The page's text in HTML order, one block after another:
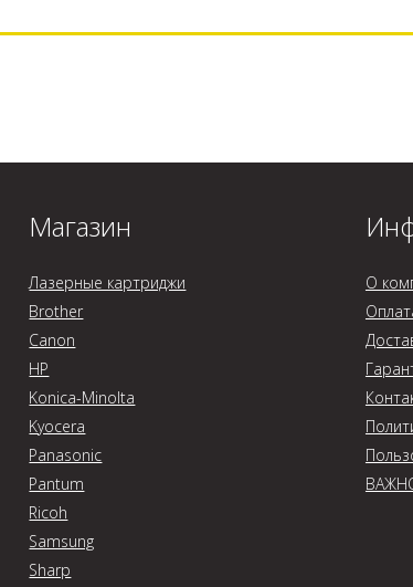
Магазин
Лазерные картриджи
Brother
Canon
HP
Konica-Minolta
Kyocera
Panasonic
Pantum
Ricoh
Samsung
Sharp
О